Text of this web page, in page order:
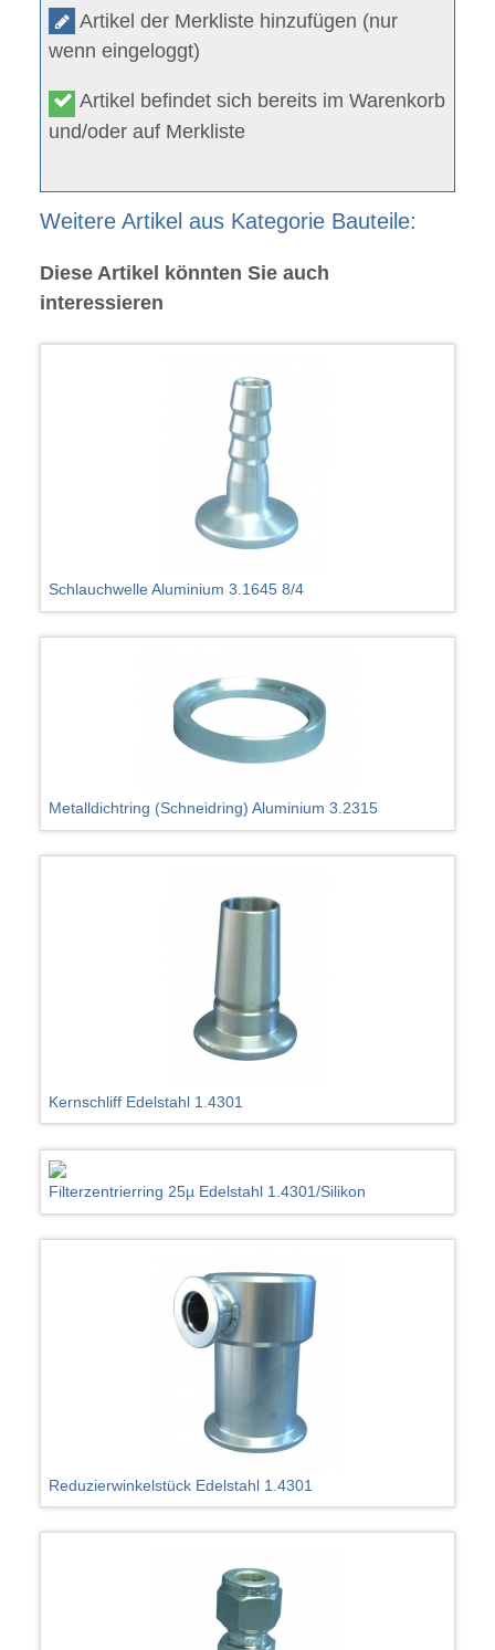
Artikel der Merkliste hinzufügen (nur
wenn eingeloggt)
Artikel befindet sich bereits im Warenkorb
und/oder auf Merkliste
Weitere Artikel aus Kategorie Bauteile:
Diese Artikel könnten Sie auch
interessieren
Schlauchwelle Aluminium 3.1645 8/4
Metalldichtring (Schneidring) Aluminium 3.2315
Kernschliff Edelstahl 1.4301
Filterzentrierring 25µ Edelstahl 1.4301/Silikon
Reduzierwinkelstück Edelstahl 1.4301